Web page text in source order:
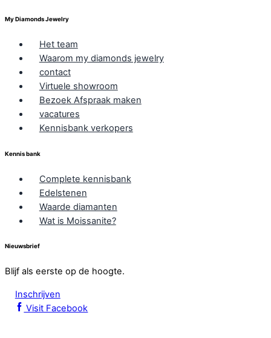
My Diamonds Jewelry
Het team
Waarom my diamonds jewelry
contact
Virtuele showroom
Bezoek Afspraak maken
vacatures
Kennisbank verkopers
Kennis bank
Complete kennisbank
Edelstenen
Waarde diamanten
Wat is Moissanite?
Nieuwsbrief
Blijf als eerste op de hoogte.
Inschrijven
Visit Facebook